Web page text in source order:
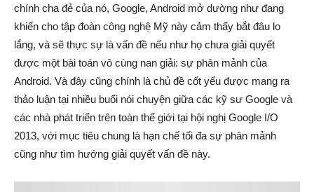
chính cha đẻ của nó, Google, Android mở dường như đang
khiến cho tập đoàn công nghệ Mỹ này cảm thấy bắt đâu lo
lắng, và sẽ thực sự là vấn đề nếu như họ chưa giải quyết
được một bài toán vô cùng nan giải: sự phân mảnh của
Android. Và đây cũng chính là chủ đề cốt yếu được mang ra
thảo luận tại nhiều buổi nói chuyện giữa các kỹ sư Google và
các nhà phát triển trên toàn thế giới tại hội nghị Google I/O
2013, với mục tiêu chung là hạn chế tối đa sự phân mảnh
cũng như tìm hướng giải quyết vấn đề này.